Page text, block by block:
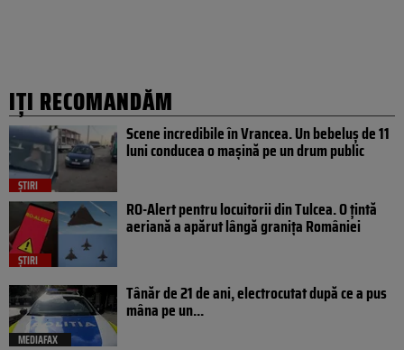
IȚI RECOMANDĂM
ȘTIRI
Scene incredibile în Vrancea. Un bebeluș de 11
luni conducea o mașină pe un drum public
ȘTIRI
RO-Alert pentru locuitorii din Tulcea. O țintă
aeriană a apărut lângă granița României
MEDIAFAX
Tânăr de 21 de ani, electrocutat după ce a pus
mâna pe un...